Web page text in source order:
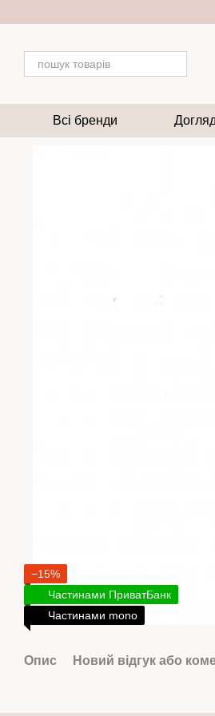
Всі бренди
−15%
Частинами ПриватБанк
Частинами mono
Опис Новий відгук або